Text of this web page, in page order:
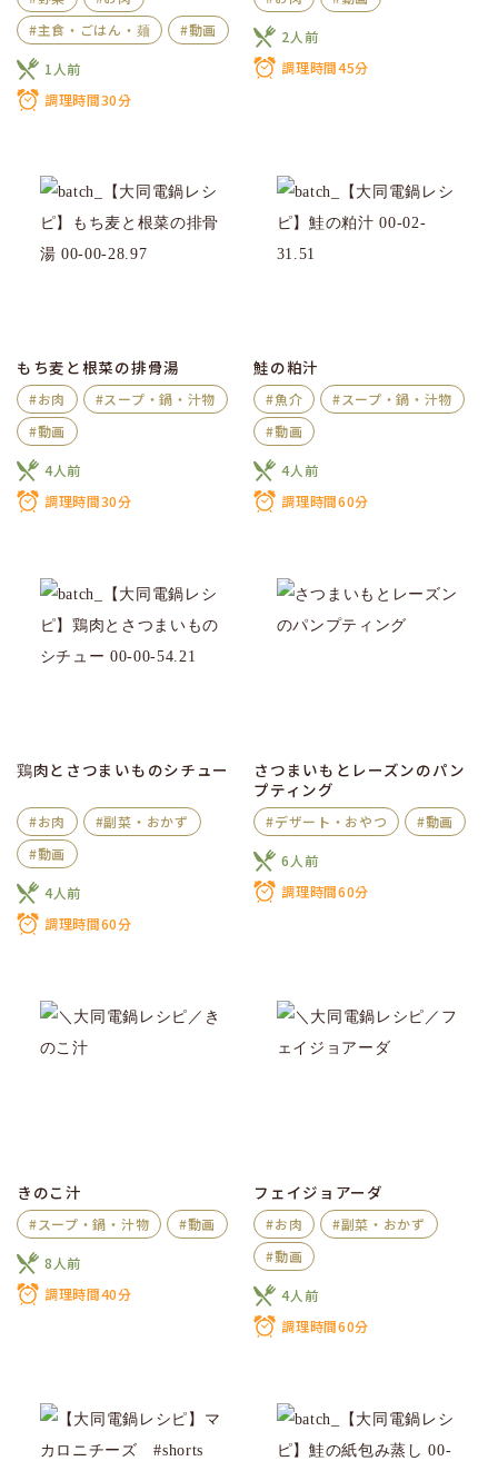
#主食・ごはん・麺
#動画
1人前
調理時間30分
2人前
調理時間45分
もち麦と根菜の排骨湯
#お肉
#スープ・鍋・汁物
#動画
4人前
調理時間30分
鮭の粕汁
#魚介
#スープ・鍋・汁物
#動画
4人前
調理時間60分
鶏肉とさつまいものシチュー
#お肉
#副菜・おかず
#動画
4人前
調理時間60分
さつまいもとレーズンのパン
プティング
#デザート・おやつ #動画
6人前
調理時間60分
きのこ汁
#スープ・鍋・汁物 #動画
8人前
調理時間40分
フェイジョアーダ
#お肉
#副菜・おかず
#動画
4人前
調理時間60分